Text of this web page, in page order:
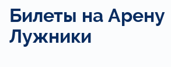
Билеты на Арену
Лужники